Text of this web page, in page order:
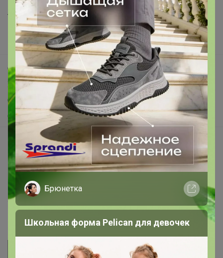
Анонсы
Новости
Поддержка альпак
Самое выгодное
Хиты продаж
Самое желанное
Самое быстрое
Начать зарабатывать с 24-ok
Picabox.ru - Лучшее место для ваших изображений
Розыгрыш - Генератор случайных чисел
Пульс нашего маркетплейса
Укорачиватель ссылок
Брюнетка
Школьная форма Pelican для девочек